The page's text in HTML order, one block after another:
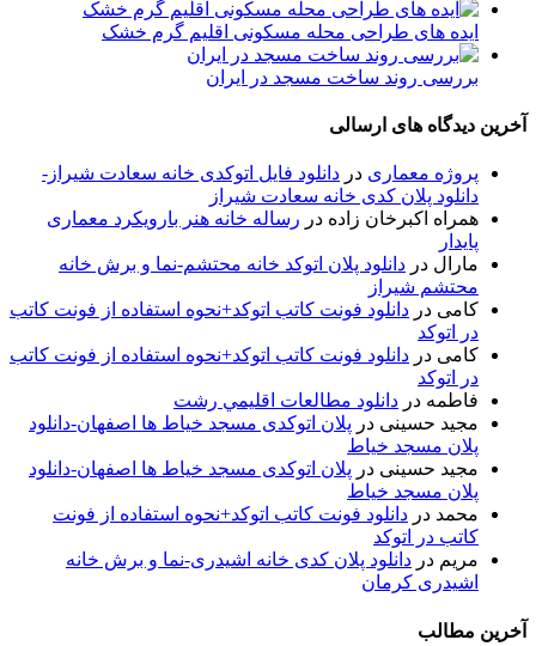
ایده های طراحی محله مسکونی اقلیم گرم خشک
بررسی روند ساخت مسجد در ایران
آخرین دیدگاه های ارسالی
پروژه معماری در دانلود فایل اتوکدی خانه سعادت شیراز-
دانلود پلان کدی خانه سعادت شیراز
همراه اکبرخان زاده در رساله خانه هنر بارویکرد معماری
پایدار
مارال در دانلود پلان اتوکد خانه محتشم-نما و برش خانه
محتشم شیراز
کامی در دانلود فونت کاتب اتوکد+نحوه استفاده از فونت کاتب
در اتوکد
کامی در دانلود فونت کاتب اتوکد+نحوه استفاده از فونت کاتب
در اتوکد
فاطمه در دانلود مطالعات اقليمي رشت
مجید حسینی در پلان اتوکدی مسجد خیاط ها اصفهان-دانلود
پلان مسجد خیاط
مجید حسینی در پلان اتوکدی مسجد خیاط ها اصفهان-دانلود
پلان مسجد خیاط
محمد در دانلود فونت کاتب اتوکد+نحوه استفاده از فونت
کاتب در اتوکد
مریم در دانلود پلان کدی خانه اشیدری-نما و برش خانه
اشیدری کرمان
آخرین مطالب